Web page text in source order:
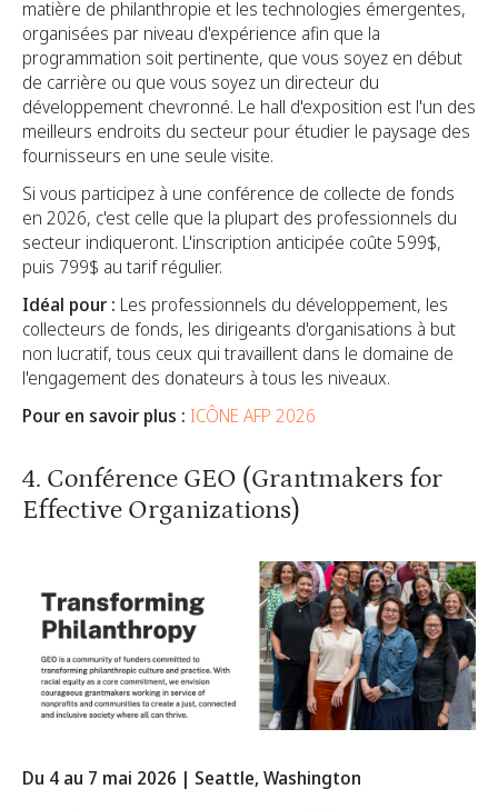
matière de philanthropie et les technologies émergentes,
organisées par niveau d'expérience afin que la
programmation soit pertinente, que vous soyez en début
de carrière ou que vous soyez un directeur du
développement chevronné. Le hall d'exposition est l'un des
meilleurs endroits du secteur pour étudier le paysage des
fournisseurs en une seule visite.
Si vous participez à une conférence de collecte de fonds
en 2026, c'est celle que la plupart des professionnels du
secteur indiqueront. L'inscription anticipée coûte 599$,
puis 799$ au tarif régulier.
Idéal pour : Les professionnels du développement, les
collecteurs de fonds, les dirigeants d'organisations à but
non lucratif, tous ceux qui travaillent dans le domaine de
l'engagement des donateurs à tous les niveaux.
Pour en savoir plus : ICÔNE AFP 2026
4. Conférence GEO (Grantmakers for
Effective Organizations)
Du 4 au 7 mai 2026 | Seattle, Washington